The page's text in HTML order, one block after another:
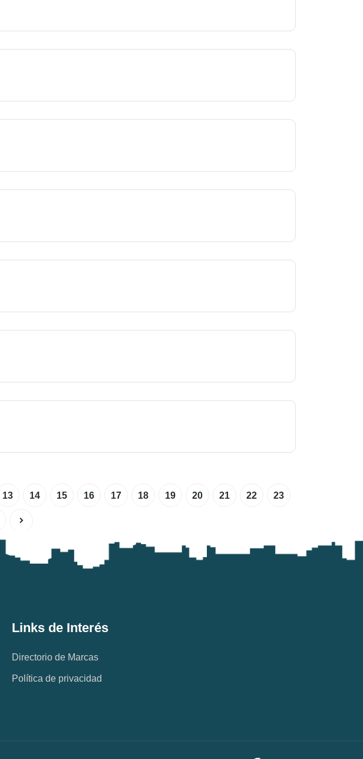
13 14 15 16 17 18 19 20 21 22 23
Links de Interés
Directorio de Marcas
Política de privacidad